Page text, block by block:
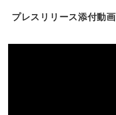
プレスリリース添付動画